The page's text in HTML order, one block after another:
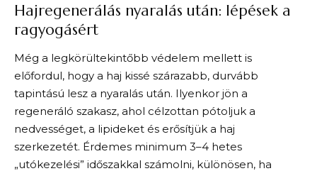
Hajregenerálás nyaralás után: lépések a
ragyogásért
Még a legkörültekintőbb védelem mellett is
előfordul, hogy a haj kissé szárazabb, durvább
tapintású lesz a nyaralás után. Ilyenkor jön a
regeneráló szakasz, ahol célzottan pótoljuk a
nedvességet, a lipideket és erősítjük a haj
szerkezetét. Érdemes minimum 3–4 hetes
„utókezelési” időszakkal számolni, különösen, ha